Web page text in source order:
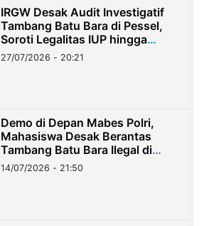
IRGW Desak Audit Investigatif
Tambang Batu Bara di Pessel,
Soroti Legalitas IUP hingga
Stockpile
27/07/2026 - 20:21
Demo di Depan Mabes Polri,
Mahasiswa Desak Berantas
Tambang Batu Bara Ilegal di
Lampung
14/07/2026 - 21:50